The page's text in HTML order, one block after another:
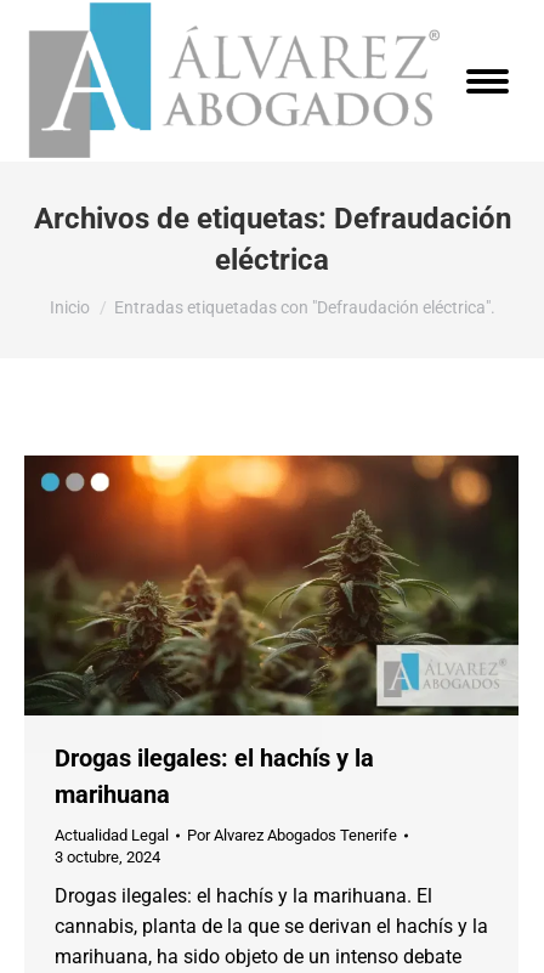
Archivos de etiquetas: Defraudación
eléctrica
Estás aquí:
Inicio Entradas etiquetadas con "Defraudación eléctrica".
Drogas ilegales: el hachís y la
marihuana
Actualidad Legal PorAlvarez Abogados Tenerife
3 octubre, 2024
Drogas ilegales: el hachís y la marihuana. El
cannabis, planta de la que se derivan el hachís y la
marihuana, ha sido objeto de un intenso debate